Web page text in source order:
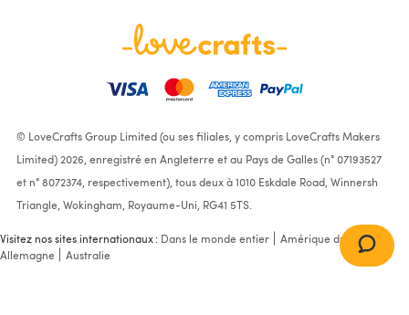
© LoveCrafts Group Limited (ou ses filiales, y compris LoveCrafts Makers
Limited) 2026, enregistré en Angleterre et au Pays de Galles (n° 07193527
et n° 8072374, respectivement), tous deux à 1010 Eskdale Road, Winnersh
Triangle, Wokingham, Royaume-Uni, RG41 5TS.
Visitez nos sites internationaux : Dans le monde entier
Amérique du Nord
Allemagne
Australie